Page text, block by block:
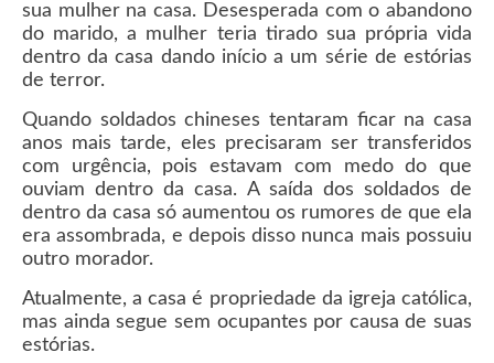
sua mulher na casa. Desesperada com o abandono
do marido, a mulher teria tirado sua própria vida
dentro da casa dando início a um série de estórias
de terror.
Quando soldados chineses tentaram ficar na casa
anos mais tarde, eles precisaram ser transferidos
com urgência, pois estavam com medo do que
ouviam dentro da casa. A saída dos soldados de
dentro da casa só aumentou os rumores de que ela
era assombrada, e depois disso nunca mais possuiu
outro morador.
Atualmente, a casa é propriedade da igreja católica,
mas ainda segue sem ocupantes por causa de suas
estórias.